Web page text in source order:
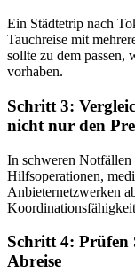
Ein Städtetrip nach
Tauchreise mit
sollte zu dem passen,
vorhaben.
Schritt 3:
nicht nur den
In schweren Notfällen
Hilfsoperationen,
Anbieternetzwerken
Schritt 4: Prüfen
Abreise